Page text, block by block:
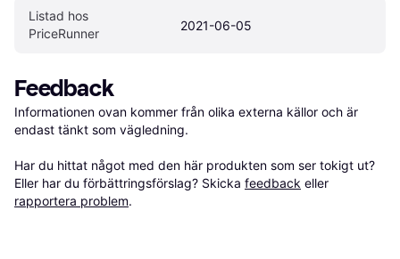
Listad hos
PriceRunner
2021-06-05
Feedback
Informationen ovan kommer från olika externa källor och är
endast tänkt som vägledning.
Har du hittat något med den här produkten som ser tokigt ut?
Eller har du förbättringsförslag? Skicka feedback eller
rapportera problem.